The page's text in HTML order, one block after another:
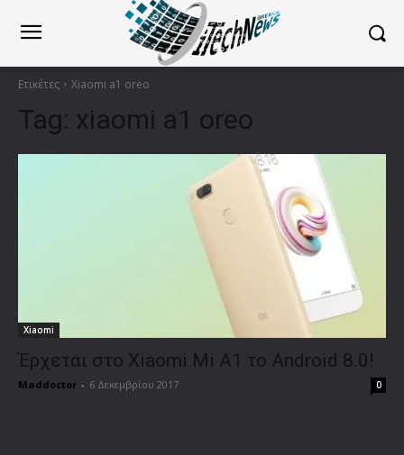
Ετικέτες Xiaomi a1 oreo
Tag: xiaomi a1 oreo
Xiaomi
Έρχεται στο Xiaomi Mi A1 το Android 8.0!
Maddoctor - 6 Δεκεμβρίου 2017 0